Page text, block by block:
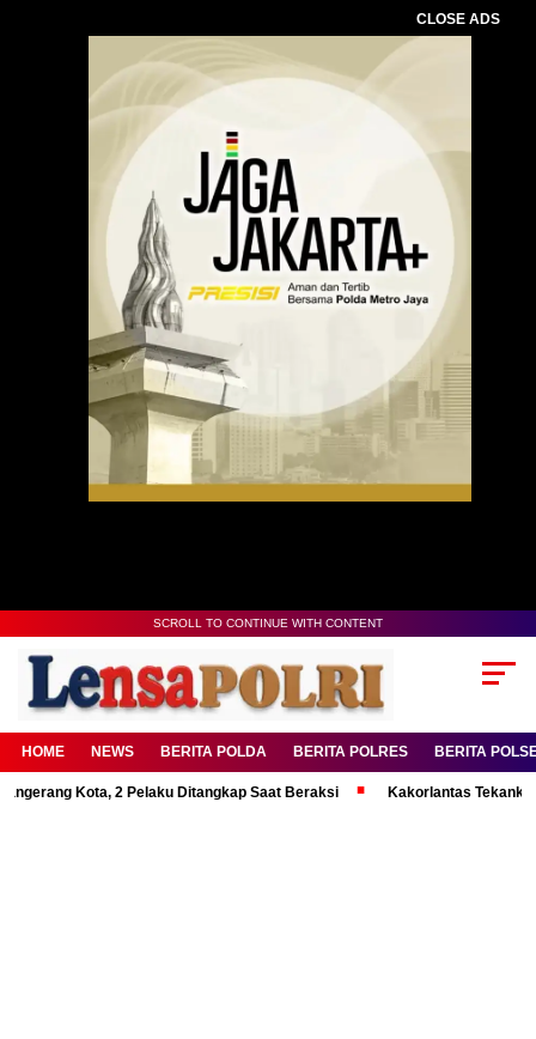
CLOSE ADS
SCROLL TO CONTINUE WITH CONTENT
HOME NEWS BERITA POLDA BERITA POLRES BERITA
Kota, 2 Pelaku Ditangkap Saat Beraksi Kakorlantas Tekankan Mental